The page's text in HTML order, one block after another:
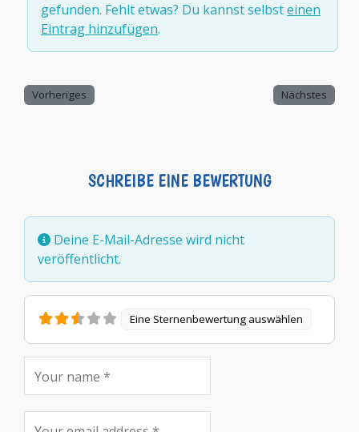
gefunden. Fehlt etwas? Du kannst selbsteinen
Eintrag hinzufügen.
Vorheriges Nächstes
SCHREIBE EINE BEWERTUNG
Deine E-Mail-Adresse wird nicht
veröffentlicht.
Eine Sternenbewertung auswählen